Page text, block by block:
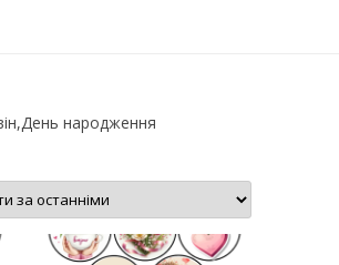
АБО ЯК
ПЕРШІ КРОКИ В
З ЧОГО ПОЧАТИ
народження